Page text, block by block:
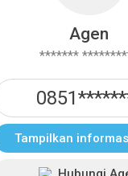
Agen
*******
Tampilkan